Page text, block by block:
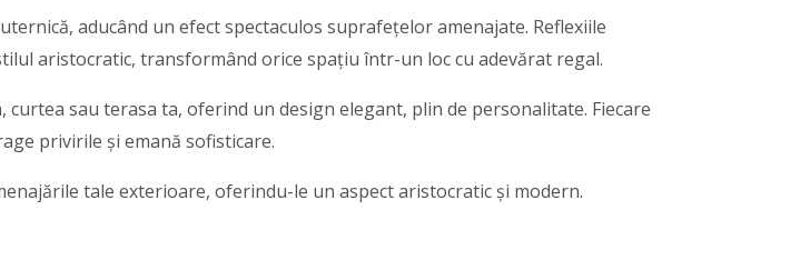
aducând un efect spectaculos suprafețelor amenajate. Reflexiile
aristocratic, transformând orice spațiu într-un loc cu adevărat regal.
sau terasa ta, oferind un design elegant, plin de personalitate. Fiecare
privirile și emană sofisticare.
tale exterioare, oferindu-le un aspect aristocratic și modern.